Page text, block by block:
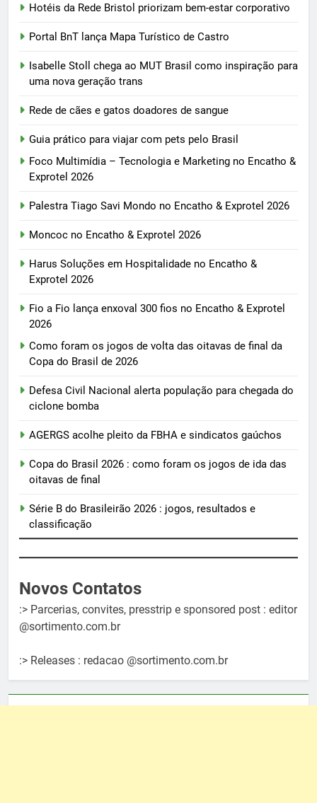
Hotéis da Rede Bristol priorizam bem-estar corporativo
Portal BnT lança Mapa Turístico de Castro
Isabelle Stoll chega ao MUT Brasil como inspiração para
uma nova geração trans
Rede de cães e gatos doadores de sangue
Guia prático para viajar com pets pelo Brasil
Foco Multimídia – Tecnologia e Marketing no Encatho &
Exprotel 2026
Palestra Tiago Savi Mondo no Encatho & Exprotel 2026
Moncoc no Encatho & Exprotel 2026
Harus Soluções em Hospitalidade no Encatho &
Exprotel 2026
Fio a Fio lança enxoval 300 fios no Encatho & Exprotel
2026
Como foram os jogos de volta das oitavas de final da
Copa do Brasil de 2026
Defesa Civil Nacional alerta população para chegada do
ciclone bomba
AGERGS acolhe pleito da FBHA e sindicatos gaúchos
Copa do Brasil 2026 : como foram os jogos de ida das
oitavas de final
Série B do Brasileirão 2026 : jogos, resultados e
classificação
Novos Contatos
:> Parcerias, convites, presstrip e sponsored post : editor
@sortimento.com.br
:> Releases : redacao @sortimento.com.br